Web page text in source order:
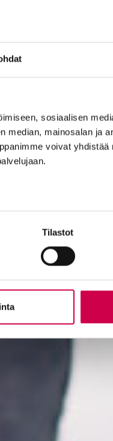
sosiaalisen
median, mainosalan ja
voivat yhdistää
Tilastot